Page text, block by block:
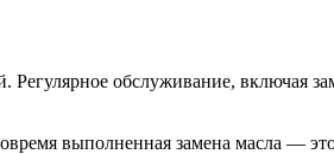
обслуживание, включая
выполненная замена масла —